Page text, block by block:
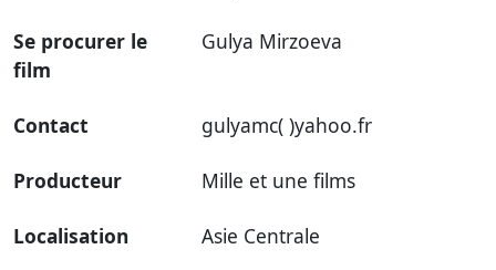
Se procurer le
film
Gulya Mirzoeva
Contact gulyamc( )yahoo.fr
Producteur Mille et une films
Localisation Asie Centrale